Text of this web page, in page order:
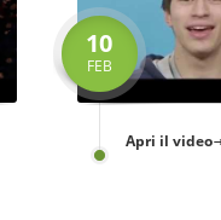
10
FEB
Apri il video